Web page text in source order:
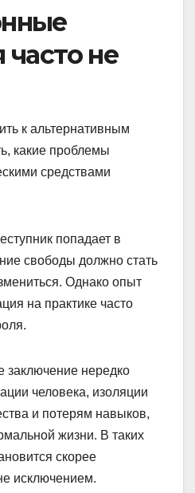
часто не
к альтернативным
какие проблемы
средствами
попадает в
свободы должно стать
Однако опыт
на практике часто
нередко
человека, изоляции
и потерям навыков,
жизни. В таких
скорее
исключением.